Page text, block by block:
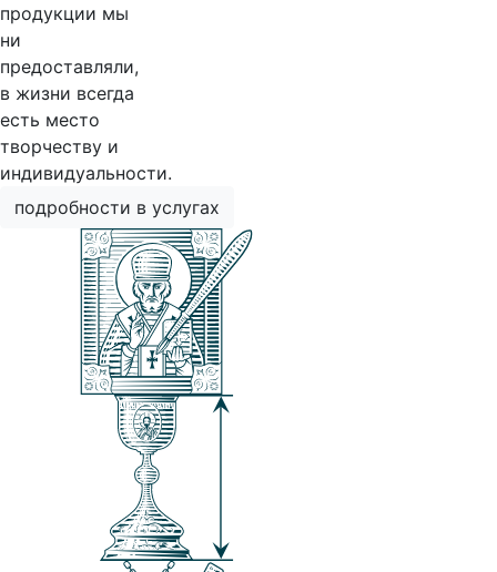
продукции мы
ни
предоставляли,
в жизни всегда
есть место
творчеству и
индивидуальности.
подробности в услугах